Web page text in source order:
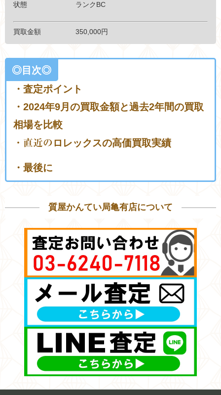
状態 ランクBC
買取金額 350,000円
◎目次◎
・査定ポイント
・2024年9月の買取金額と過去2年間の買取
相場を比較
・直近の ロレックスの高価買取実績
・最後に
質屋かんてい局亀有店について